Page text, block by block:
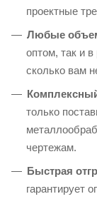
проектные
Любые
оптом, так и
сколько вам
только
чертежам.
Быстрая
гарантирует